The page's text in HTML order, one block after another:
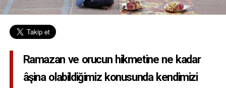
Ramazan ve orucun hikmetine ne kadar
âşina olabildiğimiz konusunda kendimizi